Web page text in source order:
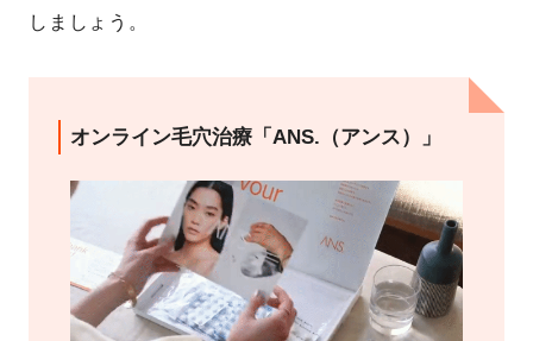
しましょう。
オンライン毛穴治療「ANS.（アンス）」